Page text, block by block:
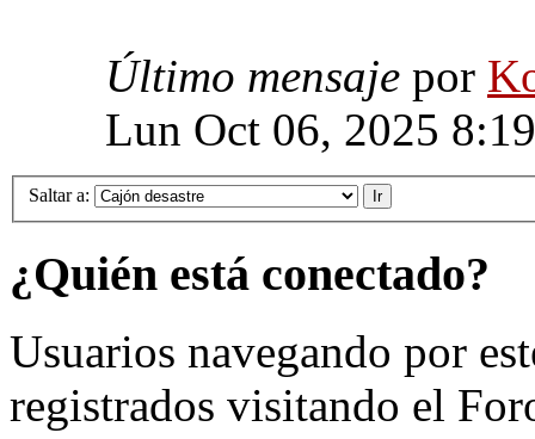
Último mensaje por
Lun Oct 06, 2025
Saltar a:
¿Quién está conectado?
Usuarios navegando por
registrados visitando el